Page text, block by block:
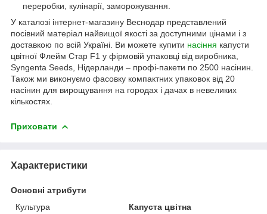
переробки, кулінарії, заморожування.
У каталозі інтернет-магазину Веснодар представлений
посівний матеріал найвищої якості за доступними цінами і з
доставкою по всій Україні. Ви можете купити насіння капусти
цвітної Флейм Стар F1 у фірмовій упаковці від виробника,
Syngenta Seeds, Нідерланди – профі-пакети по 2500 насінин.
Також ми виконуємо фасовку компактних упаковок від 20
насінин для вирощування на городах і дачах в невеликих
кількостях.
Приховати
Характеристики
Основні атрибути
Культура
Капуста цвітна